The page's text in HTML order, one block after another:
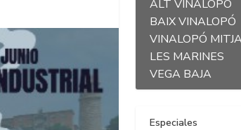
ALT VINALOPÓ
BAIX VINALOPÓ
VINALOPÓ MITJA
LES MARINES
VEGA BAJA
Especiales